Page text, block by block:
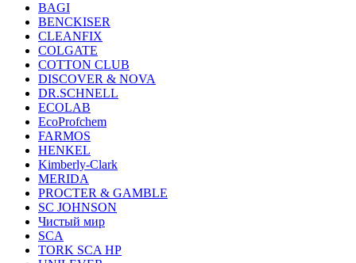
BAGI
BENCKISER
CLEANFIX
COLGATE
COTTON CLUB
DISCOVER & NOVA
DR.SCHNELL
ECOLAB
EcoProfchem
FARMOS
HENKEL
Kimberly-Clark
MERIDA
PROCTER & GAMBLE
SC JOHNSON
Чистый мир
SCA
TORK SCA HP